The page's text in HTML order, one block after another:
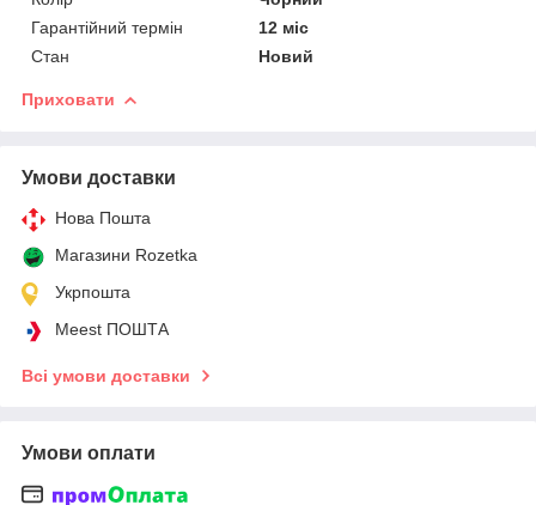
Гарантійний термін
12 міс
Стан
Новий
Приховати
Умови доставки
Нова Пошта
Магазини Rozetka
Укрпошта
Meest ПОШТА
Всі умови доставки
Умови оплати